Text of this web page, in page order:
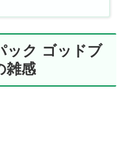
ック ゴッドブ
雑感